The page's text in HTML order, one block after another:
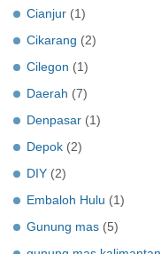
Cianjur (1)
Cikarang (2)
Cilegon (1)
Daerah (7)
Denpasar (1)
Depok (2)
DIY (2)
Embaloh Hulu (1)
Gunung mas (5)